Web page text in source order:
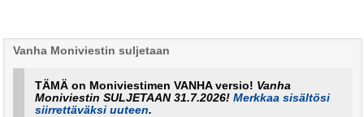
Vanha Moniviestin suljetaan
TÄMÄ on Moniviestimen VANHA versio! Vanha
Moniviestin SULJETAAN 31.7.2026!Merkkaa sisältösi
siirrettäväksi uuteen.